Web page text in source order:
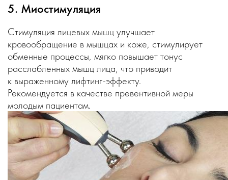
5. Миостимуляция
Стимуляция лицевых мышц улучшает
кровообращение в мышцах и коже, стимулирует
обменные процессы, мягко повышает тонус
расслабленных мышц лица, что приводит
к выраженномулифтинг-эффекту.
Рекомендуется в качестве превентивной меры
молодым пациентам.